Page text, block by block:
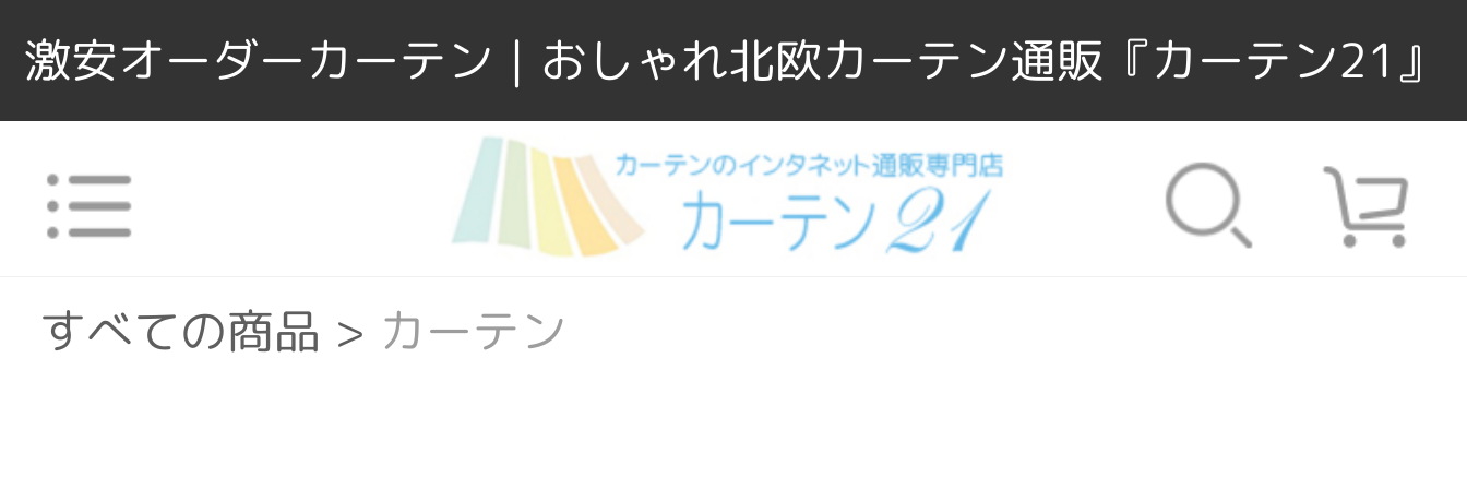
激安オーダーカーテン｜おしゃれ北欧カーテン通販『カーテン21』
すべての商品 > カーテン